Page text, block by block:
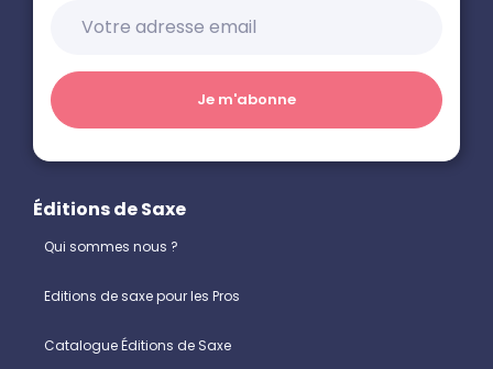
Éditions de Saxe
Qui sommes nous ?
Editions de saxe pour les Pros
Catalogue Éditions de Saxe